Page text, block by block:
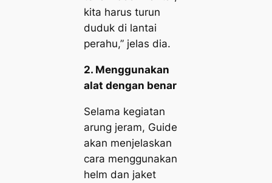
kita harus turun
duduk di lantai
perahu,” jelas dia.
2. Menggunakan
alat dengan benar
Selama kegiatan
arung jeram, Guide
akan menjelaskan
cara menggunakan
helm dan jaket